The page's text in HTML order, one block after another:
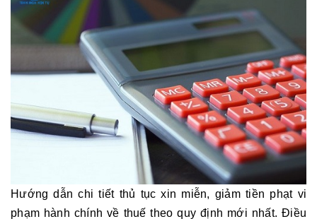
Hướng dẫn chi tiết thủ tục xin miễn, giảm tiền phạt vi
phạm hành chính về thuế theo quy định mới nhất. Điều